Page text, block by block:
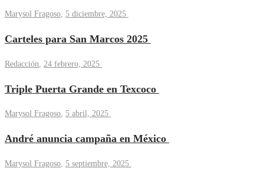
Marysol Fragoso 5 diciembre, 2025
Carteles para San Marcos 2025
Redacción 24 febrero, 2025
Triple Puerta Grande en Texcoco
Marysol Fragoso, 5 abril, 2025
André anuncia campaña en México
Marysol Fragoso, 5 septiembre, 2025